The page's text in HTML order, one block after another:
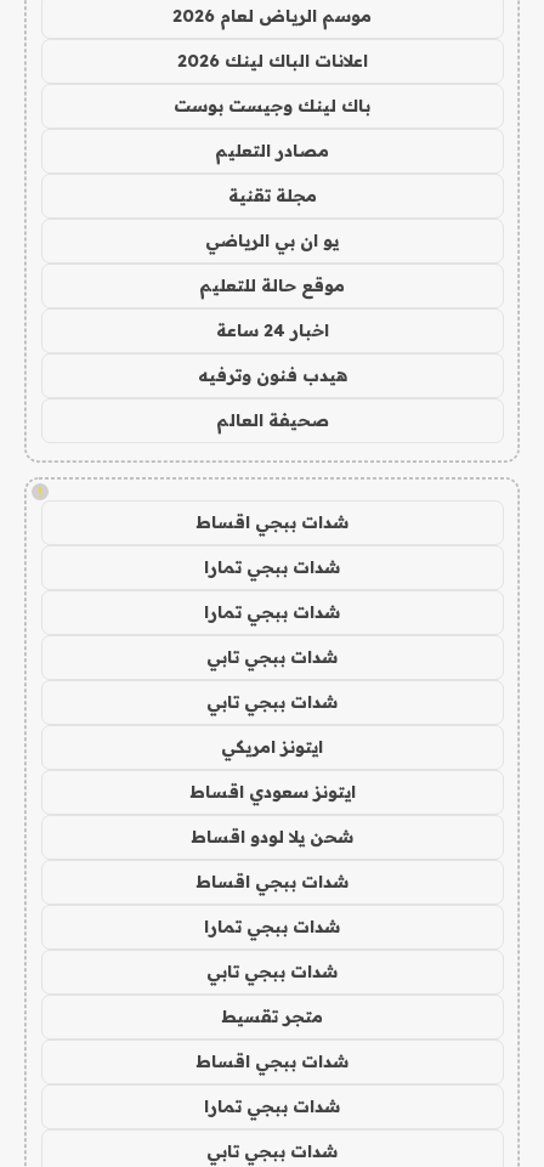
موسم الرياض لعام 2026
اعلانات الباك لينك 2026
باك لينك وجيست بوست
مصادر التعليم
مجلة تقنية
يو ان بي الرياضي
موقع حالة للتعليم
اخبار 24 ساعة
هيدب فنون وترفيه
صحيفة العالم
!
شدات ببجي اقساط
شدات ببجي تمارا
شدات ببجي تمارا
شدات ببجي تابي
شدات ببجي تابي
ايتونز امريكي
ايتونز سعودي اقساط
شحن يلا لودو اقساط
شدات ببجي اقساط
شدات ببجي تمارا
شدات ببجي تابي
متجر تقسيط
شدات ببجي اقساط
شدات ببجي تمارا
شدات ببجي تابي